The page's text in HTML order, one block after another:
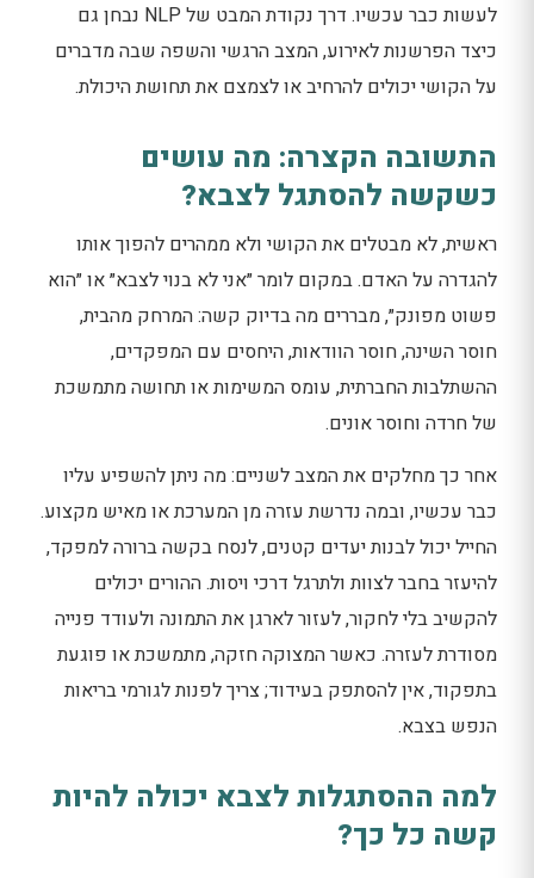
לעשות כבר עכשיו. דרך נקודת המבט של NLP נבחן גם
כיצד הפרשנות לאירוע, המצב הרגשי והשפה שבה מדברים
על הקושי יכולים להרחיב או לצמצם את תחושת היכולת.
התשובה הקצרה: מה עושים
כשקשה להסתגל לצבא?
ראשית, לא מבטלים את הקושי ולא ממהרים להפוך אותו
להגדרה על האדם. במקום לומר ״אני לא בנוי לצבא״ או ״הוא
פשוט מפונק״, מבררים מה בדיוק קשה: המרחק מהבית,
חוסר השינה, חוסר הוודאות, היחסים עם המפקדים,
ההשתלבות החברתית, עומס המשימות או תחושה מתמשכת
של חרדה וחוסר אונים.
אחר כך מחלקים את המצב לשניים: מה ניתן להשפיע עליו
כבר עכשיו, ובמה נדרשת עזרה מן המערכת או מאיש מקצוע.
החייל יכול לבנות יעדים קטנים, לנסח בקשה ברורה למפקד,
להיעזר בחבר לצוות ולתרגל דרכי ויסות. ההורים יכולים
להקשיב בלי לחקור, לעזור לארגן את התמונה ולעודד פנייה
מסודרת לעזרה. כאשר המצוקה חזקה, מתמשכת או פוגעת
בתפקוד, אין להסתפק בעידוד; צריך לפנות לגורמי בריאות
הנפש בצבא.
למה ההסתגלות לצבא יכולה להיות
קשה כל כך?